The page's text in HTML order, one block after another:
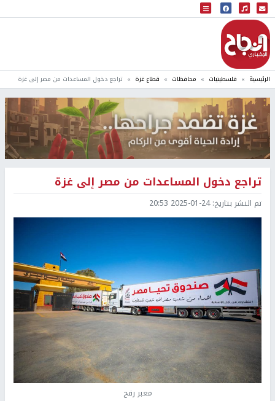
البث المباشر
إذاعة النجاح
الرئيسية فلسطينيات محافظات قطاع غزة تراجع دخول المساعدات من مصر إلى غزة
تراجع دخول المساعدات من مصر إلى غزة
تم النشر بتاريخ:2025-01-24 20:53
معبر رفح